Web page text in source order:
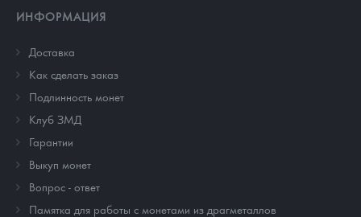
ИНФОРМАЦИЯ
Доставка
Как сделать заказ
Подлинность монет
Клуб ЗМД
Гарантии
Выкуп монет
Вопрос - ответ
Памятка для работы с монетами из драгметаллов